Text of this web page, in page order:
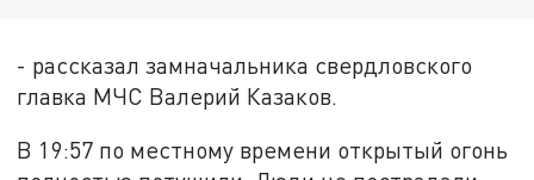
- рассказал замначальника свердловского
главка МЧС Валерий Казаков.
В 19:57 по местному времени открытый огонь